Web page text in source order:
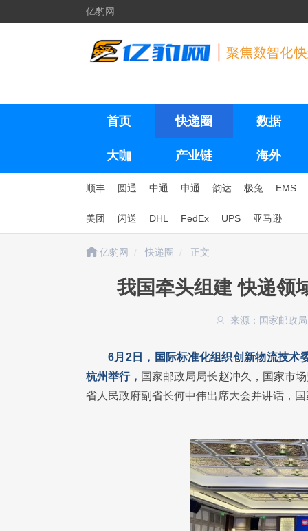
亿豹网
首页 快递圈 数据
大咖 产业链 海外
顺丰 圆通 中通 申通 韵达 极兔 EMS
美团 闪送 DHL FedEx UPS 亚马逊
亿豹网 快递圈 正文
我国牵头组建 快递领
来源：国家邮政
6月2日，国际标准化组织创新物流技术
杭州举行， 国家邮政局局长赵冲久，国家市
省人民政府副省长何中伟出席大会并讲话，